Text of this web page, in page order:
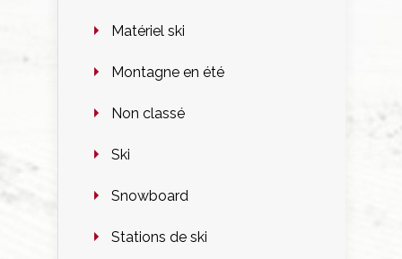
Matériel ski
Montagne en été
Non classé
Ski
Snowboard
Stations de ski